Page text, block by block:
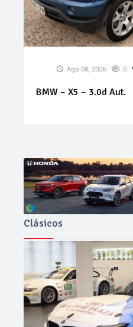
Ago 08, 2026 0
AUDI – Q5 – 3.0 V6
Clásicos